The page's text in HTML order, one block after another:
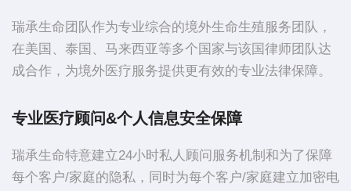
瑞承生命团队作为专业综合的境外生命生殖服务团队，
在美国、泰国、马来西亚等多个国家与该国律师团队达
成合作，为境外医疗服务提供更有效的专业法律保障。
专业医疗顾问&个人信息安全保障
瑞承生命特意建立24小时私人顾问服务机制和为了保障
每个客户/家庭的隐私，同时为每个客户/家庭建立加密电